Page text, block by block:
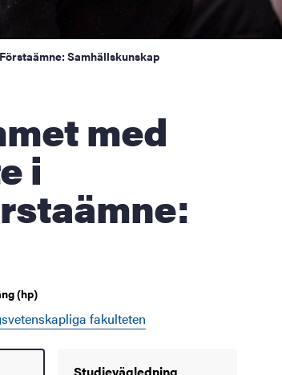
Samhällskunskap
i
(hp)
fakulteten
Studievägledning